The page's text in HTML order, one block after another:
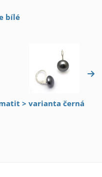
bílé
> varianta černá